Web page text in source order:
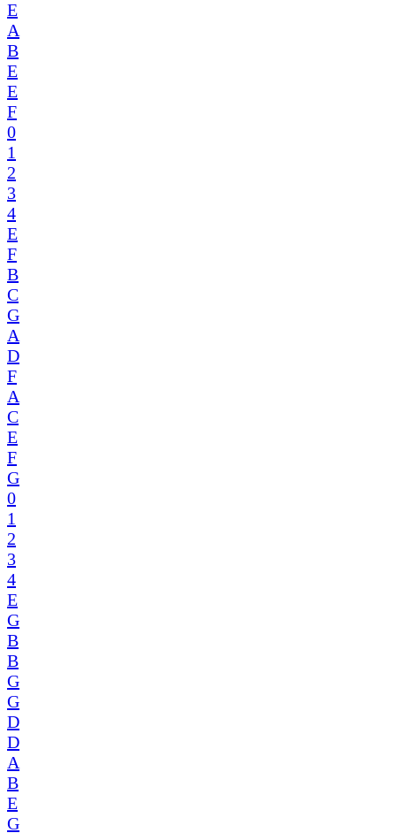
E
A
B
E
E
F
0
1
2
3
4
E
F
B
C
G
A
D
F
A
C
E
F
G
0
1
2
3
4
E
G
B
B
G
G
D
D
A
B
E
G